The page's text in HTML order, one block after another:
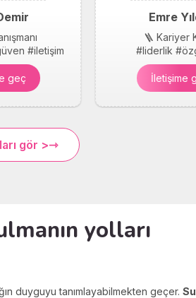
#iletişim
geç
Emre
🪜 Kariyer
#liderlik
İletişime
gör >
yolları
duyguyu tanımlayabilmekten geçer.